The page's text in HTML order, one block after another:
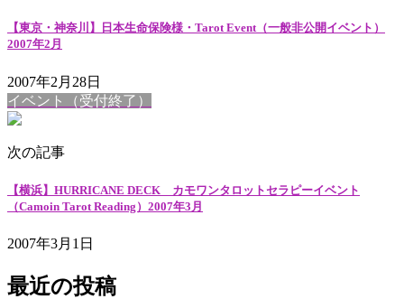
【東京・神奈川】日本生命保険様・Tarot Event（一般非公開イベント）
2007年2月
2007年2月28日
イベント（受付終了）
次の記事
【横浜】HURRICANE DECK カモワンタロットセラピーイベント
（Camoin Tarot Reading）2007年3月
2007年3月1日
最近の投稿